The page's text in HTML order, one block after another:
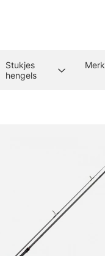
Stukjes
hengels
Merk